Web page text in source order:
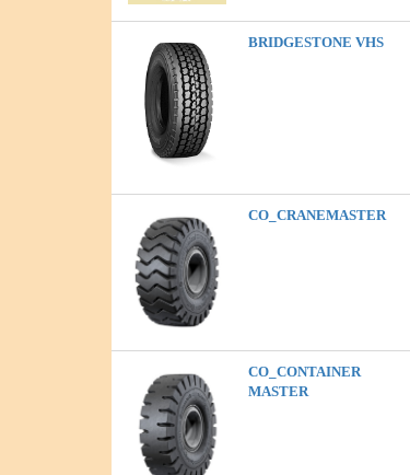
BRIDGESTONE VHS
CO_CRANEMASTER
CO_CONTAINER
MASTER